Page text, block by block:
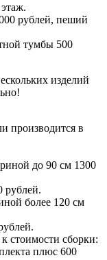
рублей, пеший
тумбы 500
изделий
производится в
до 90 см 1300
рублей.
более 120 см
стоимости сборки:
плюс 600